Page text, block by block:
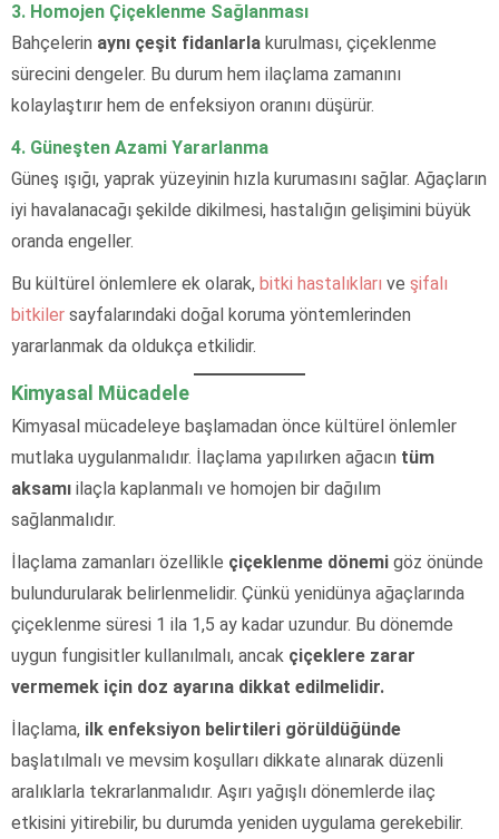
3. Homojen Çiçeklenme Sağlanması
Bahçelerin aynı çeşit fidanlarla kurulması, çiçeklenme
sürecini dengeler. Bu durum hem ilaçlama zamanını
kolaylaştırır hem de enfeksiyon oranını düşürür.
4. Güneşten Azami Yararlanma
Güneş ışığı, yaprak yüzeyinin hızla kurumasını sağlar. Ağaçların
iyi havalanacağı şekilde dikilmesi, hastalığın gelişimini büyük
oranda engeller.
Bu kültürel önlemlere ek olarak, bitki hastalıkları ve şifalı
bitkiler sayfalarındaki doğal koruma yöntemlerinden
yararlanmak da oldukça etkilidir.
Kimyasal Mücadele
Kimyasal mücadeleye başlamadan önce kültürel önlemler
mutlaka uygulanmalıdır. İlaçlama yapılırken ağacın tüm
aksamı ilaçla kaplanmalı ve homojen bir dağılım
sağlanmalıdır.
İlaçlama zamanları özellikle çiçeklenme dönemi göz önünde
bulundurularak belirlenmelidir. Çünkü yenidünya ağaçlarında
çiçeklenme süresi 1 ila 1,5 ay kadar uzundur. Bu dönemde
uygun fungisitler kullanılmalı, ancak çiçeklere zarar
vermemek için doz ayarına dikkat edilmelidir.
İlaçlama, ilk enfeksiyon belirtileri görüldüğünde
başlatılmalı ve mevsim koşulları dikkate alınarak düzenli
aralıklarla tekrarlanmalıdır. Aşırı yağışlı dönemlerde ilaç
etkisini yitirebilir, bu durumda yeniden uygulama gerekebilir.